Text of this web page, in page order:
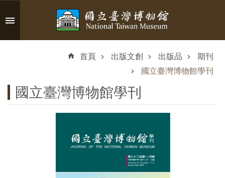
跳到主要內容區塊
首頁 出版文創 出版品
期刊
國立臺灣博物館學刊
國立臺灣博物館學刊